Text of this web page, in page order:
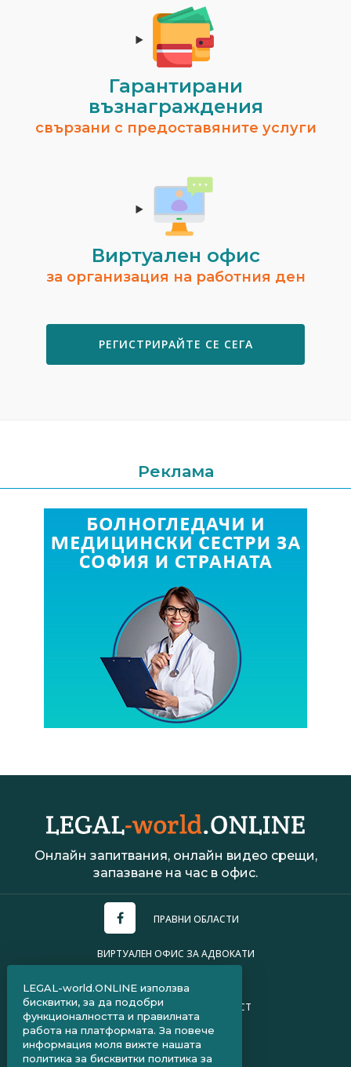
Гарантирани
възнаграждения
свързани с предоставяните услуги
Виртуален офис
за организация на работния ден
РЕГИСТРИРАЙТЕ СЕ СЕГА
Реклама
Онлайн запитвания, онлайн видео срещи,
запазване на час в офис.
ПРАВНИ ОБЛАСТИ
ВИРТУАЛЕН ОФИС ЗА АДВОКАТИ
ПОЛИТИКА ЗА ПОВЕРИТЕЛНОСТ
ЧЗВ ЗА КЛИЕНТИ
ЧЗВ ЗА АДВОКАТИ
LEGAL-world.ONLINE използва
бисквитки, за да подобри
функционалността и правилната
работа на платформата. За повече
информация моля вижте нашата
политика за бисквитки политика за